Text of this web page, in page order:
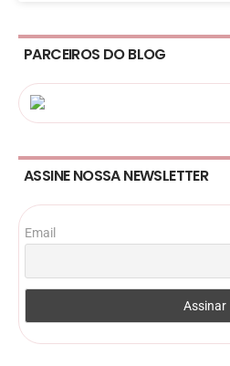
PARCEIROS DO BLOG
ASSINE NOSSA NEWSLETTER
Email